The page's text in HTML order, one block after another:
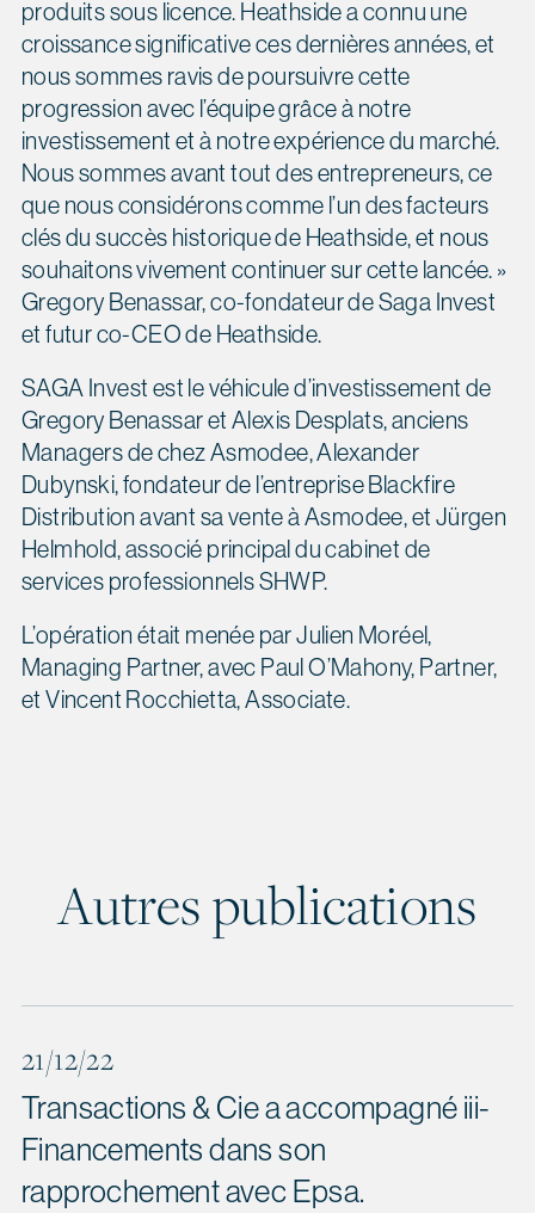
produits sous licence. Heathside a connu une
croissance significative ces dernières années, et
nous sommes ravis de poursuivre cette
progression avec l’équipe grâce à notre
investissement et à notre expérience du marché.
Nous sommes avant tout des entrepreneurs, ce
que nous considérons comme l’un des facteurs
clés du succès historique de Heathside, et nous
souhaitons vivement continuer sur cette lancée. »
Gregory Benassar, co-fondateur de Saga Invest
et futur co-CEO de Heathside.
SAGA Invest est le véhicule d’investissement de
Gregory Benassar et Alexis Desplats, anciens
Managers de chez Asmodee, Alexander
Dubynski, fondateur de l’entreprise Blackfire
Distribution avant sa vente à Asmodee, et Jürgen
Helmhold, associé principal du cabinet de
services professionnels SHWP.
L’opération était menée par Julien Moréel,
Managing Partner, avec Paul O’Mahony, Partner,
et Vincent Rocchietta, Associate.
Autres publications
21/12/22
Transactions & Cie a accompagné iii-
Financements dans son
rapprochement avec Epsa.